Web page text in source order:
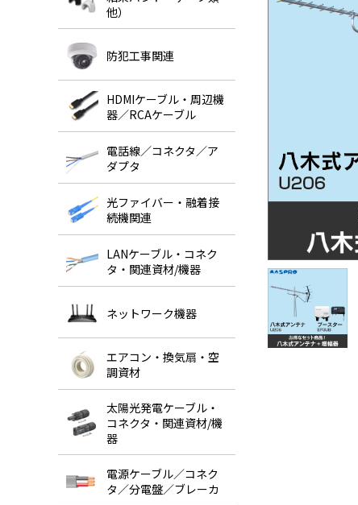
他）
防犯工事関連
HDMIケーブル・周辺機
器／RCAケーブル
電話線／コネクタ／ア
ダプタ
光ファイバー・融着接
続機関連
LANケーブル・コネク
タ・関連資材/機器
ネットワーク機器
エアコン・換気扇・空
調資材
太陽光発電ケーブル・
コネクタ・関連資材/機
器
電源ケーブル／コネク
タ／分電盤／ブレーカ